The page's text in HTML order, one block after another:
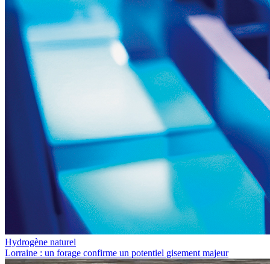
Hydrogène naturel
Lorraine : un forage confirme un potentiel gisement majeur